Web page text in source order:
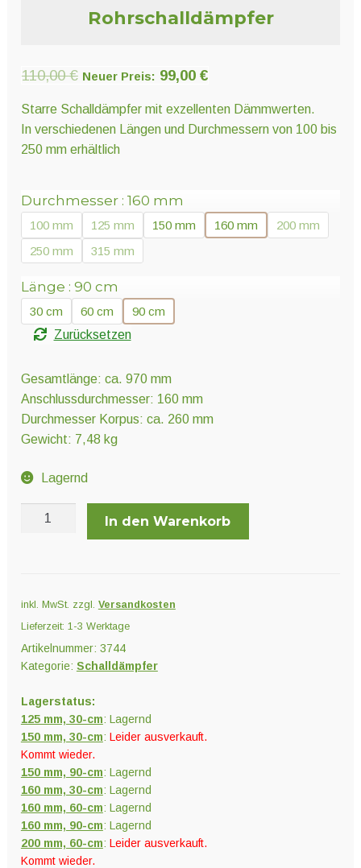
Pflanzenschutz und Biozide
Saatgut
Ernte und Verarbeitung
Gartengeräte
Sonstiges
Rohrschalldämpfer
110,00€ Ursprünglicher
war:
110,00 €
Neuer Preis: 99,00 €Aktueller
ist:
Starre Schalldämpfer mit exzellenten Dämmwerten.
In verschiedenen Längen und Durchmessern von 100 bis
250 mm erhältlich
Durchmesser 160 mm
100 mm 125 mm 150 mm 160 mm
200 mm
250 mm
315 mm
Länge 90 cm
30 cm 60 cm
90 cm
Zurücksetzen
Gesamtlänge: ca. 970 mm
Anschlussdurchmesser: 160 mm
Durchmesser Korpus: ca. 260 mm
Gewicht: 7,48 kg
Lagernd
Rohrschalldämpfer
In den Warenkorb
inkl. MwSt. zzgl. Versandkosten
Lieferzeit: 1-3 Werktage
Artikelnummer: 3744
Kategorie: Schalldämpfer
Lagerstatus:
125 mm, 30-cm: Lagernd
150 mm, 30-cm: Leider ausverkauft.
Kommt wieder.
150 mm, 90-cm: Lagernd
160 mm, 30-cm: Lagernd
160 mm, 60-cm: Lagernd
160 mm, 90-cm: Lagernd
200 mm, 60-cm: Leider ausverkauft.
Kommt wieder.